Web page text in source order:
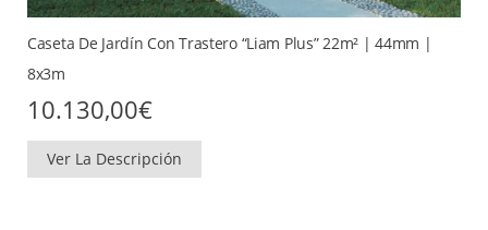
Caseta De Jardín Con Trastero “Liam Plus” 22m² | 44mm |
8x3m
10.130,00€
Ver La Descripción